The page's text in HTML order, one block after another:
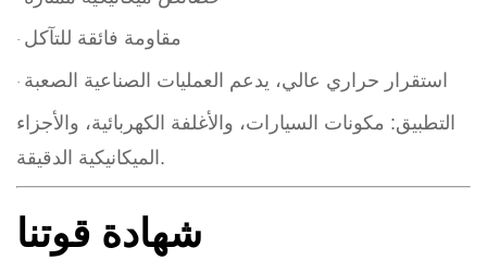
· مقاومة فائقة للتآكل
· استقرار حراري عالي، يدعم العمليات الصناعية الصعبة
التطبيق: مكونات السيارات، والأغلفة الكهربائية، والأجزاء
الميكانيكية الدقيقة.
شهادة قوتنا